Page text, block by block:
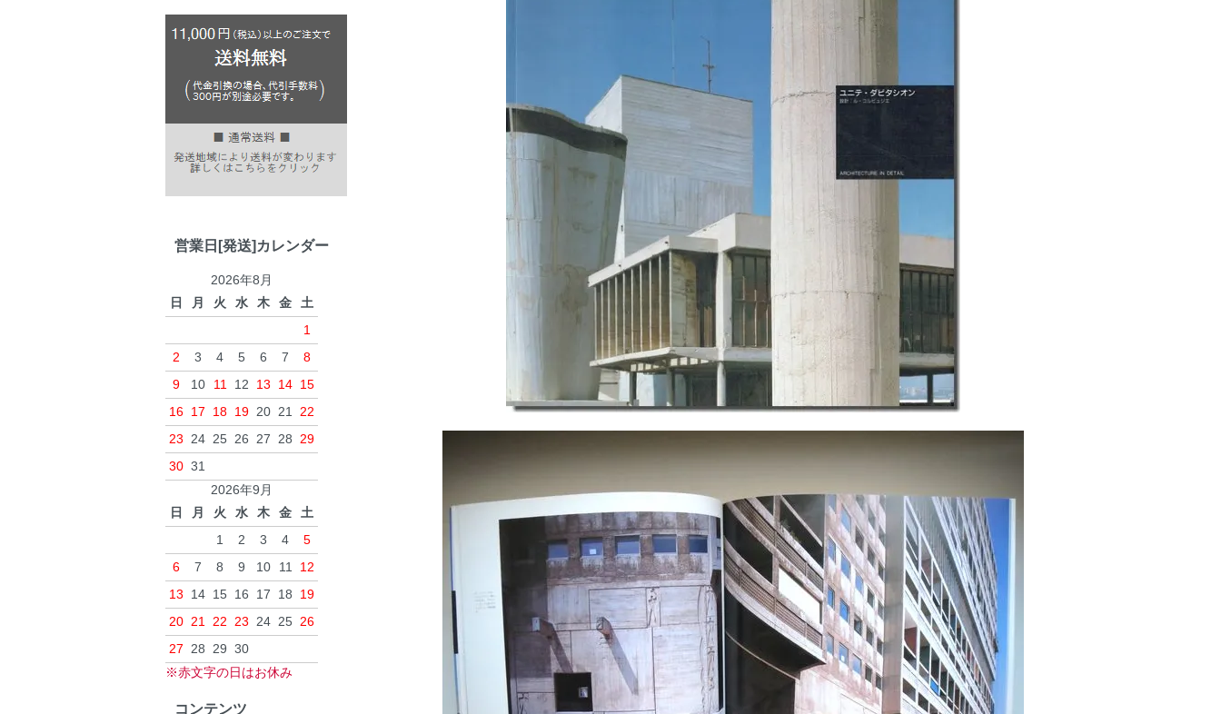
営業日[発送]カレンダー
2026年8月
日
月 火 水 木 金
土
1
2
3 4 5 6 7
8
9
10 11 12 13 14 15
16 17 18 19 20 21 22
23 24 25 26 27 28 29
30 31
2026年9月
日
月 火 水 木 金
土
1
2 3 4
5
6
7 8 9 10 11
12
13
14 15 16 17 18
19
20 21 22 23 24 25 26
27 28 29 30
※赤文字の日はお休み
コンテンツ